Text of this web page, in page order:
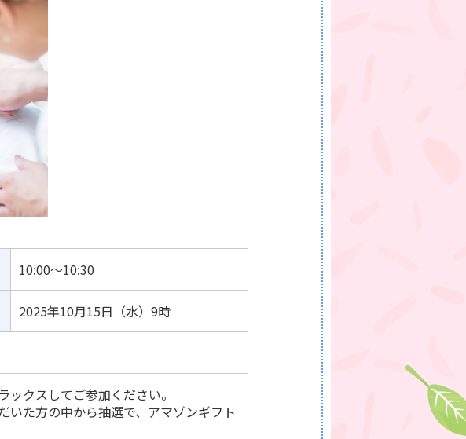
10:00～10:30
2025年10月15日（水）9時
クスしてご参加ください。
た方の中から抽選で、アマゾンギフト